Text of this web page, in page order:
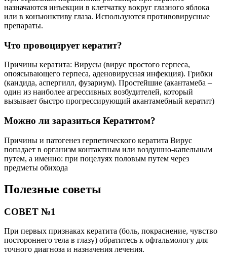
назначаются инъекции в клетчатку вокруг глазного яблока
или в конъюнктиву глаза. Используются противовирусные
препараты.
Что провоцирует кератит?
Причины кератита: Вирусы (вирус простого герпеса,
опоясывающего герпеса, аденовирусная инфекция). Грибки
(кандида, аспергилл, фузариум). Простейшие (акантамеба –
один из наиболее агрессивных возбудителей, который
вызывает быстро прогрессирующий акантамебный кератит)
Можно ли заразиться Кератитом?
Причины и патогенез герпетического кератита Вирус
попадает в организм контактным или воздушно-капельным
путем, а именно: при поцелуях половым путем через
предметы обихода
Полезные советы
СОВЕТ №1
При первых признаках кератита (боль, покраснение, чувство
постороннего тела в глазу) обратитесь к офтальмологу для
точного диагноза и назначения лечения.